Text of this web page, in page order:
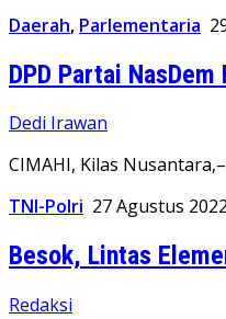
Daerah, Parlementaria
DPD Partai
Dedi Irawan
CIMAHI, Kilas
TNI-Polri 27 Agustus 2022
Besok, Lintas
Redaksi